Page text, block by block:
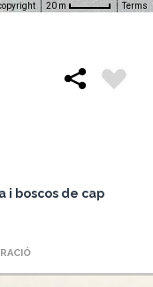
20 m Terms
i boscos de cap